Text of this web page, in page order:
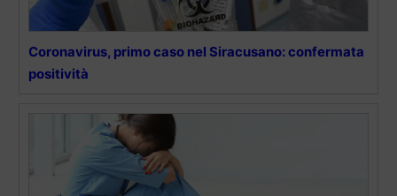
Coronavirus, primo caso nel Siracusano: confermata
positività